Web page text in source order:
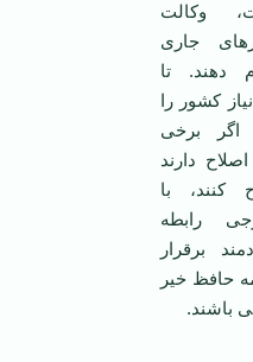
وکالت
جاری
دهند. تا
کشور را
اگر برخی
دارند
کنند، با
رابطه
برقرار
حافظ خیر
باشند.